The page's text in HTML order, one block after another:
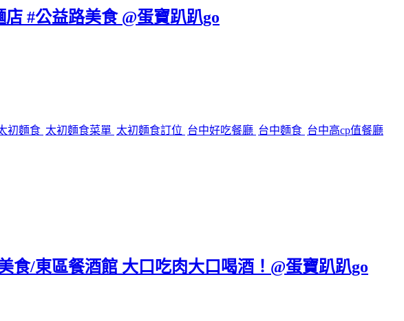
#公益路美食 @蛋寶趴趴go
初麵食 太初麵食菜單 太初麵食訂位 台中好吃餐廳 台中麵食 台中高cp值餐廳
食/東區餐酒館 大口吃肉大口喝酒！@蛋寶趴趴go